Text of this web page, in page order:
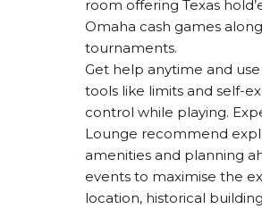
room offering Texas
Omaha cash games
tournaments.
Get help anytime and
tools like limits and self-
control while playing.
Lounge recommend
amenities and planning
events to maximise the
location, historical